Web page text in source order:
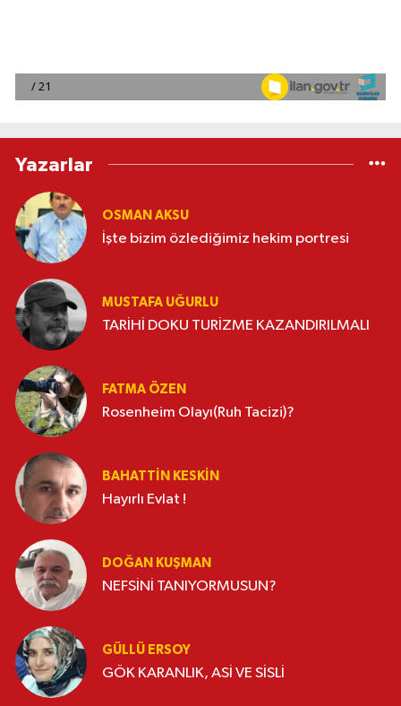
Yazarlar
OSMAN AKSU
İşte bizim özlediğimiz hekim portresi
MUSTAFA UĞURLU
TARİHİ DOKU TURİZME KAZANDIRILMALI
FATMA ÖZEN
Rosenheim Olayı(Ruh Tacizi)?
BAHATTIN KESKİN
Hayırlı Evlat !
DOĞAN KUŞMAN
NEFSİNİ TANIYORMUSUN?
GÜLLÜ ERSOY
GÖK KARANLIK, ASİ VE SİSLİ